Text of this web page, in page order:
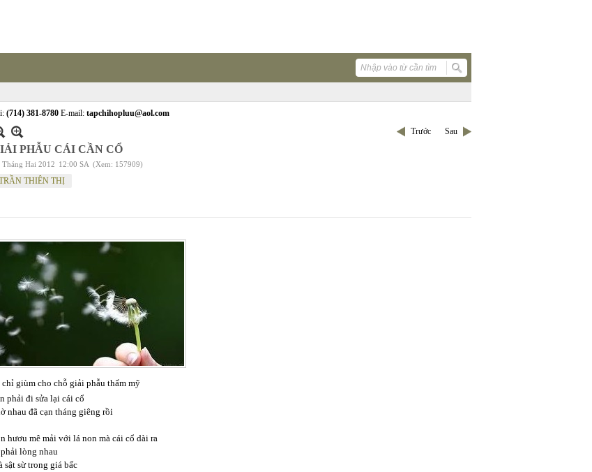
(714) 381-8780 E-mail: tapchihopluu@aol.com
Trước Sau
PHẪU CÁI CẦN CỔ
Tháng Hai 2012 12:00 SA (Xem: 157909)
THIÊN THỊ
chỉ giùm cho chỗ giải phẫu thẩm mỹ
phải đi sửa lại cái cổ
nhau đã cạn tháng giêng rồi
hươu mê mải với lá non mà cái cổ dài ra
lòng nhau
sật sừ trong giá bấc